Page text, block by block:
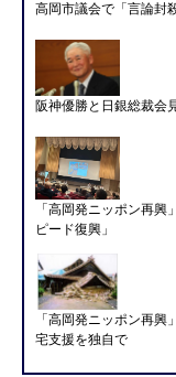
高岡市議会で「言論封殺
阪神優勝と日銀総裁会
「高岡発ニッポン再
ピード復興」
「高岡発ニッポン再
宅支援を独自で